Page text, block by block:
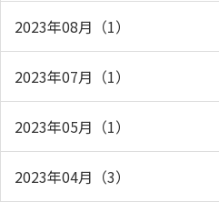
2023年08月（1）
2023年07月（1）
2023年05月（1）
2023年04月（3）